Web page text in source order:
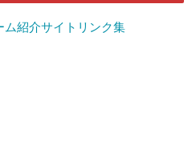
紹介サイトリンク集